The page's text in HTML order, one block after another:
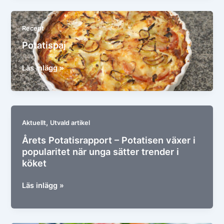
Recept
Potatispaj
Potatispaj
Läs inlägg »
Aktuellt, Utvald artikel
Årets Potatisrapport – Potatisen växer i
popularitet när unga sätter trender i
köket
Årets
–
Potatisen
Läs inlägg »